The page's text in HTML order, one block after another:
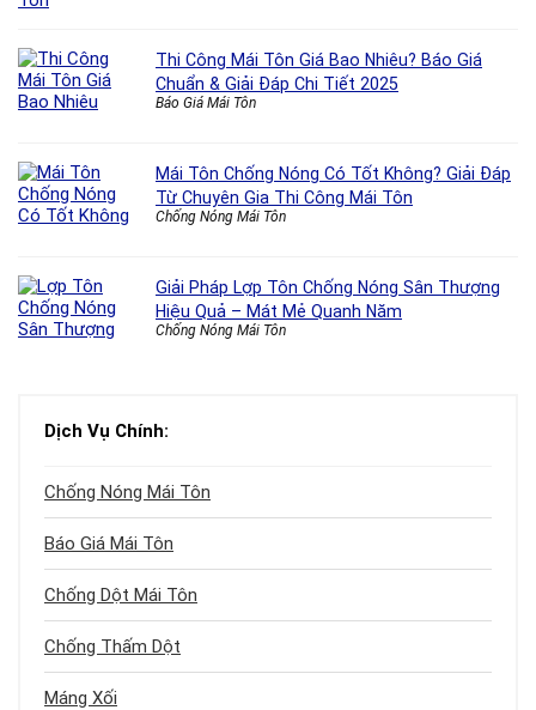
Thi Công Mái Tôn Giá Bao Nhiêu? Báo Giá
Chuẩn & Giải Đáp Chi Tiết 2025
Báo Giá Mái Tôn
Mái Tôn Chống Nóng Có Tốt Không? Giải Đáp
Từ Chuyên Gia Thi Công Mái Tôn
Chống Nóng Mái Tôn
Giải Pháp Lợp Tôn Chống Nóng Sân Thượng
Hiệu Quả – Mát Mẻ Quanh Năm
Chống Nóng Mái Tôn
Dịch Vụ Chính:
Chống Nóng Mái Tôn
Báo Giá Mái Tôn
Chống Dột Mái Tôn
Chống Thấm Dột
Máng Xối